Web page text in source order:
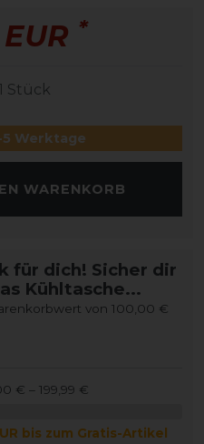
*
Stück
Werktage
WARENKORB
für dich! Sicher dir
Kühltasche...
von 100,00 €
€ – 199,99 €
bis zum Gratis-Artikel